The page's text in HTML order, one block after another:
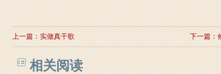
上一篇： 实做真干歌 下一篇：
相关阅读